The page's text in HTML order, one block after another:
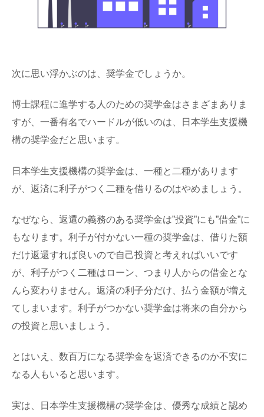
次に思い浮かぶのは、奨学金でしょうか。
博士課程に進学する人のための奨学金はさまざまありま
すが、一番有名でハードルが低いのは、日本学生支援機
構の奨学金だと思います。
日本学生支援機構の奨学金は、一種と二種があります
が、返済に利子がつく二種を借りるのはやめましょう。
なぜなら、返還の義務のある奨学金は”投資”にも”借金”に
もなります。利子が付かない一種の奨学金は、借りた額
だけ返還すれば良いので自己投資と考えればいいです
が、利子がつく二種はローン、つまり人からの借金とな
んら変わりません。返済の利子分だけ、払う金額が増え
てしまいます。利子がつかない奨学金は将来の自分から
の投資と思いましょう。
とはいえ、数百万になる奨学金を返済できるのか不安に
なる人もいると思います。
実は、日本学生支援機構の奨学金は、優秀な成績と認め